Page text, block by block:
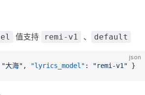
值支持 remi-v1 、 default
json
"大海" , "lyrics_model" : "remi-v1" }